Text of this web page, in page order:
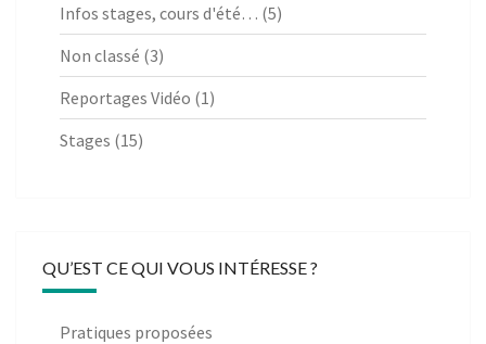
Infos stages, cours d'été… (5)
Non classé (3)
Reportages Vidéo (1)
Stages (15)
QU’EST CE QUI VOUS INTÉRESSE ?
Pratiques proposées